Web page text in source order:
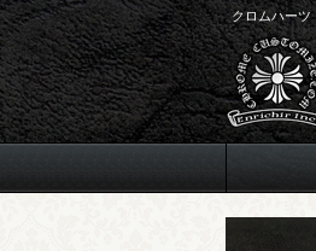
クロムハーツ